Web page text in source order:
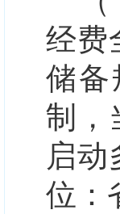
经费
储备
制，
启
位：